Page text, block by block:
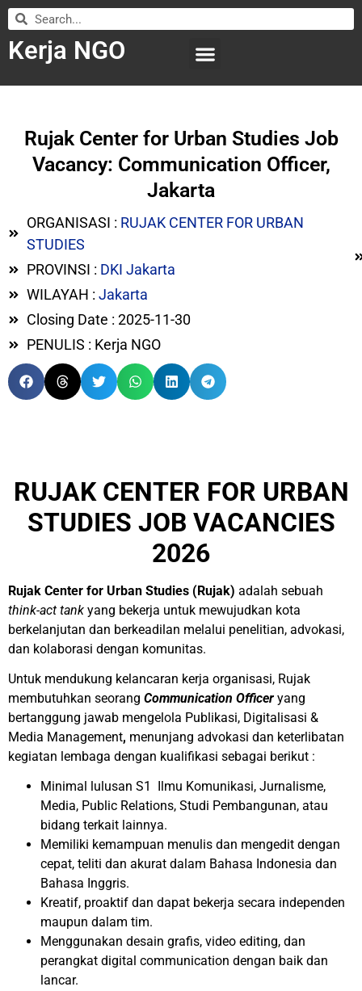
Kerja NGO
Rujak Center for Urban Studies Job
Vacancy: Communication Officer,
Jakarta
ORGANISASI : RUJAK CENTER FOR URBAN
STUDIES
PROVINSI : DKI Jakarta
WILAYAH : Jakarta
Closing Date : 2025-11-30
PENULIS : Kerja NGO
RUJAK CENTER FOR URBAN
STUDIES JOB VACANCIES
2026
Rujak Center for Urban Studies (Rujak) adalah sebuah
think-act tank yang bekerja untuk mewujudkan kota
berkelanjutan dan berkeadilan melalui penelitian, advokasi,
dan kolaborasi dengan komunitas.
Untuk mendukung kelancaran kerja organisasi, Rujak
membutuhkan seorang Communication Officer yang
bertanggung jawab mengelola Publikasi, Digitalisasi &
Media Management, menunjang advokasi dan keterlibatan
kegiatan lembaga dengan kualifikasi sebagai berikut :
Minimal lulusan S1 Ilmu Komunikasi, Jurnalisme,
Media, Public Relations, Studi Pembangunan, atau
bidang terkait lainnya.
Memiliki kemampuan menulis dan mengedit dengan
cepat, teliti dan akurat dalam Bahasa Indonesia dan
Bahasa Inggris.
Kreatif, proaktif dan dapat bekerja secara independen
maupun dalam tim.
Menggunakan desain grafis, video editing, dan
perangkat digital communication dengan baik dan
lancar.